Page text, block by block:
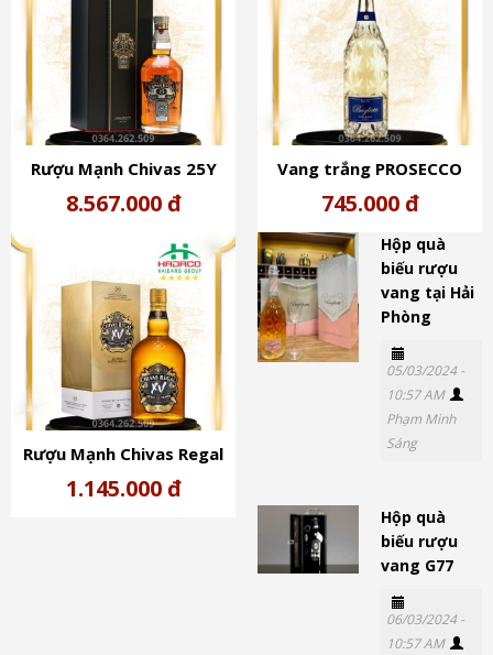
Rượu Mạnh Chivas 25Y
Scotland (40%)
8.567.000 đ
Vang trắng PROSECCO
No.10 SPARKLING (11%) -
Rượu Vang Ý
745.000 đ
Rượu Mạnh Chivas Regal
XV (40%)
1.145.000 đ
Hộp quà
biếu rượu
vang tại Hải
Phòng
05/03/2024 -
10:57 AM
Phạm Minh
Sáng
Hộp quà
biếu rượu
vang G77
06/03/2024 -
10:57 AM